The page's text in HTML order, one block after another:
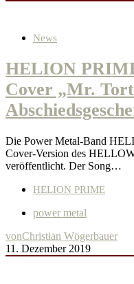
News
HELION
Cover „Mr.
Die Power Metal-Band
Cover-Version des
veröffentlicht. Der Song…
HELION PRIME
power metal
vonChristian Wögerbauer
11. Dezember 2019